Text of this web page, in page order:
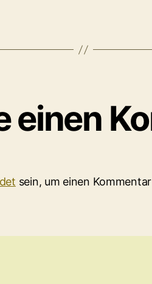
einen
sein, um einen